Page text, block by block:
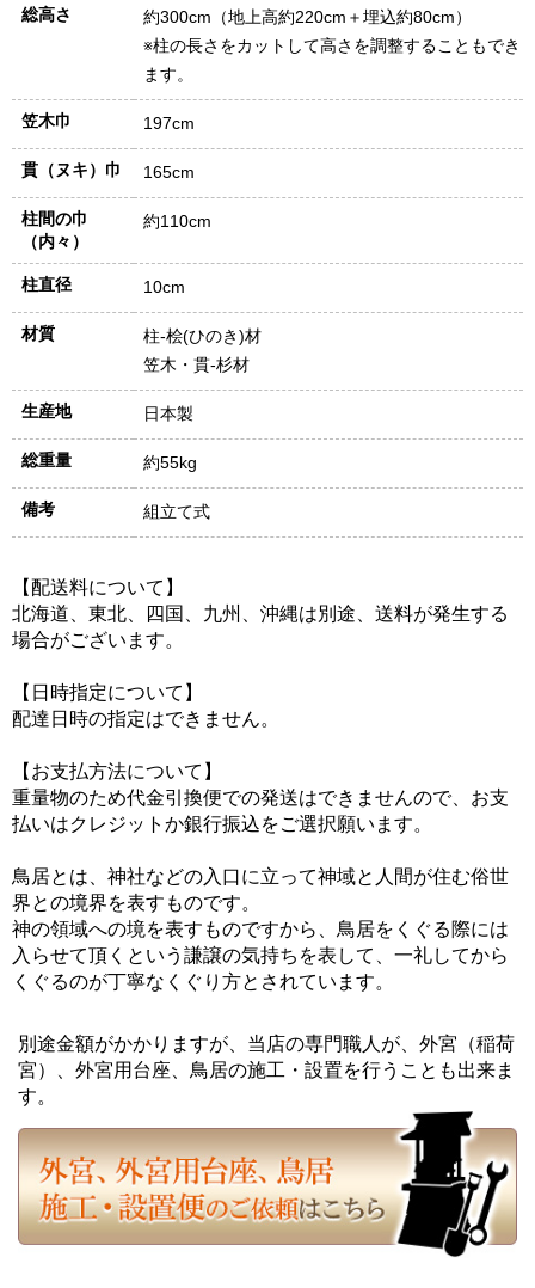
総高さ
約300cm（地上高約220cm＋埋込約80cm）
※柱の長さをカットして高さを調整することもでき
ます。
笠木巾 197cm
貫（ヌキ）巾 165cm
柱間の巾
（内々）
約110cm
柱直径 10cm
材質
柱-桧(ひのき)材
笠木・貫-杉材
生産地 日本製
総重量 約55kg
備考 組立て式
【配送料について】
北海道、東北、四国、九州、沖縄は別途、送料が発生する
場合がございます。
【日時指定について】
配達日時の指定はできません。
【お支払方法について】
重量物のため代金引換便での発送はできませんので、お支
払いはクレジットか銀行振込をご選択願います。
鳥居とは、神社などの入口に立って神域と人間が住む俗世
界との境界を表すものです。
神の領域への境を表すものですから、鳥居をくぐる際には
入らせて頂くという謙譲の気持ちを表して、一礼してから
くぐるのが丁寧なくぐり方とされています。
別途金額がかかりますが、当店の専門職人が、 外宮（稲荷
宮）、外宮用台座、鳥居の施工・設置を行うことも出来ま
す。